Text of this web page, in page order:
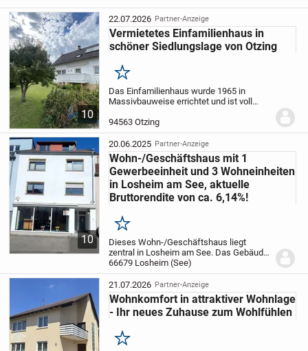
10
22.07.2026 Partner-Anzeige
Vermietetes Einfamilienhaus in
schöner Siedlungslage von Otzing
Merken
Das Einfamilienhaus wurde 1965 in
Massivbauweise errichtet und ist voll
gut.Aufteilung:
(beheizt), Waschraum, Werkstatt,
Heizraum, Tankraum...
94563 Otzing
10
20.06.2025 Partner-Anzeige
Wohn-/Geschäftshaus mit 1
Gewerbeeinheit und 3 Wohneinheiten
in Losheim am See, aktuelle
Bruttorendite von ca. 6,14%!
Merken
Dieses Wohn-/Geschäftshaus liegt
zentral in Losheim am See. Das Gebäude
wurde/wird wie folgt genutzt: EG:
Einzelhandel (Sportgeschäft, Leerstand),
1. OG: Wohnung als Büro, 2.OG: Wohnung,
DG:...
66679 Losheim (See)
21.07.2026 Partner-Anzeige
Wohnkomfort in attraktiver Wohnlage
- Ihr neues Zuhause zum Wohlfühlen
Merken